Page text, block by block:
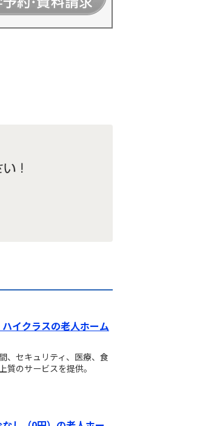
イクラスの老人ホーム
、セキュリティ、医療、食
質のサービスを提供。